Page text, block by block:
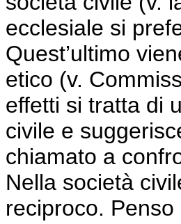
ecclesiale si
Quest’ultimo
etico (v.
effetti si tratta di
civile e
chiamato a
Nella società
reciproco.